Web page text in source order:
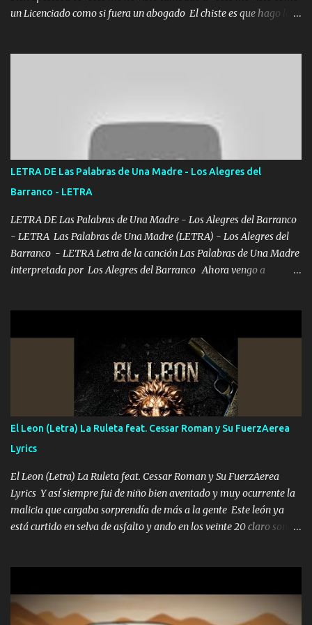
un Licenciado como si fuera un abogado El chiste es que hago lo
me fajó una Glock siempre armado todas las generaciones yo
traigo El chiste es que hago lo que quiero pues así soy me mandó
yo tengo el control a todos yo les paro el dedo soy hocicon un
malcriado un malandrón Que Les importa no saben nada falsas
las risas las que me miran hay gente corriente no quieren ve...
LETRA DE Las Palabras de Una Madre - Los Alegres del
Barranco - LETRA
LETRA DE Las Palabras de Una Madre - Los Alegres del Barranco
- LETRA Las Palabras de Una Madre (LETRA) - Los Alegres del
Barranco - LETRA Letra de la canción Las Palabras de Una Madre
interpretada por Los Alegres del Barranco Ahora vengo a
quiso, él tiempo sigue pasando y nunca te olvidaremos, aquí
seguiré esperando hasta volvernos a vernos El recuerdo que yo
tengo de mi mente no se va, en mi corazón me llevo lo mismo que
tu papá, a veces me pongo triste porque no puedo mirarte, mas se
que tu me escuchas porque tu eres mi gran ángel, El desespero me
llega para reunirme contigo, tu iluminas mi sendero por siempre
serás mi niño, del amor que yo te tengo es co...
El Leon (Letra) La Ruleta feat. Cessar Roman y Su FuerzAerea
Lyrics
El Leon (Letra) La Ruleta feat. Cessar Roman y Su FuerzAerea
Lyrics Y así siempre fui de niño bien aventado y muy ocurrente la
malicia que cargaba sorprendía de más a la gente Este león ya
está curtido en selva de asfalto y ando en los veinte 20 claro son
pa más pues hay charola les voy a dar hasta topar pues no hay de
otra Música Surcando bien mi camino voy por mi línea no veo a